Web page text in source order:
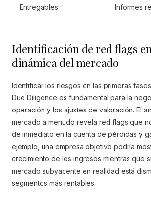
Entregables Informes
Identificación de red flags
dinámica del mercado
Identificar los riesgos en las primeras
Due Diligence es fundamental para la
operación y los ajustes de valoración. El
mercado a menudo revela red flags que
de inmediato en la cuenta de pérdidas y
ejemplo, una empresa objetivo podría
crecimiento de los ingresos mientras que
mercado subyacente en realidad está
segmentos más rentables.